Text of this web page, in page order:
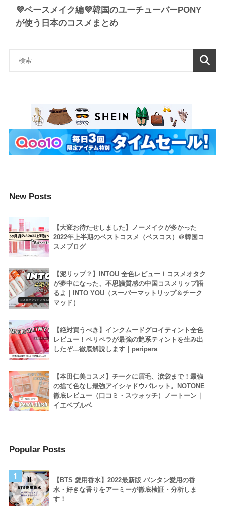
💜ベースメイク編💜韓国のユーチューバーPONY
が使う日本のコスメまとめ
New Posts
【大変お待たせしました】ノーメイクが多かった
2022年上半期のベストコスメ（ベスコス）＠韓国コ
スメブログ
【泥リップ？】INTOU 全色レビュー！コスメオタク
が夢中になった、不思議質感の中国コスメリップ語
るよ｜INTO YOU（スーパーマットリップ＆チーク
マッド）
【絶対買うべき】インクムードグロイティント全色
レビュー！ペリペラが最強の艶系ティントを生み出
したぞ…徹底解説します｜peripera
【本田仁美コスメ】チークに眉毛、涙袋まで！最強
の捨て色なし最強アイシャドウパレット。NOTONE
徹底レビュー（口コミ・スウォッチ）ノートーン｜
イエベブルベ
Popular Posts
1
【BTS 愛用香水】2022最新版 バンタン愛用の香
水・好きな香りをアーミーが徹底検証・分析しま
す！